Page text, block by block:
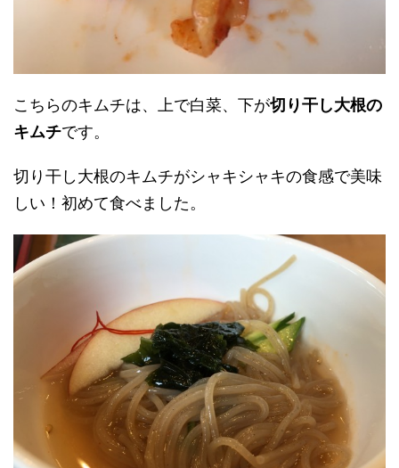
こちらのキムチは、上で白菜、下が切り干し大根の
キムチです。
切り干し大根のキムチがシャキシャキの食感で美味
しい！初めて食べました。